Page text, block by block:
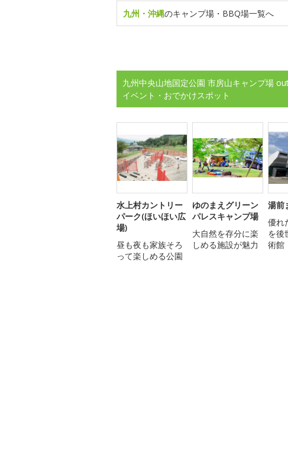
九州・沖縄のキャンプ場・BBQ場一覧へ
九州中央山地国定公園 市房山キャンプ場
イベント・おでかけスポット
水上村カントリー
パーク(ほいほい広
場)
昼も夜も家族そろ
って楽しめる公園
ゆのまえグリーン
パレスキャンプ場
大自然を存分に楽
しめる施設が魅力
湯前
優れ
を後
術館